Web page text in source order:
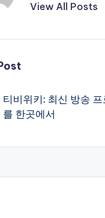
View All Posts
티비위키: 최신 방송
를 한곳에서